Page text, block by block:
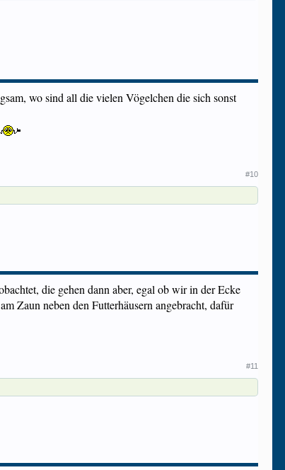
wo sind all die vielen Vögelchen die sich sonst
#10
die gehen dann aber, egal ob wir in der Ecke
Zaun neben den Futterhäusern angebracht, dafür
#11